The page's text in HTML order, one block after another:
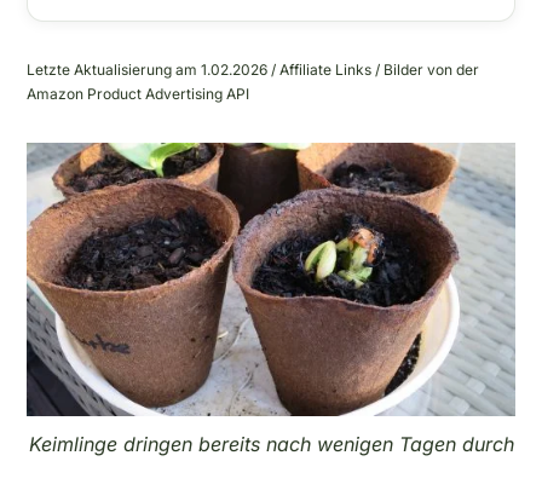
Letzte Aktualisierung am 1.02.2026 / Affiliate Links / Bilder von der
Amazon Product Advertising API
Keimlinge dringen bereits nach wenigen Tagen durch